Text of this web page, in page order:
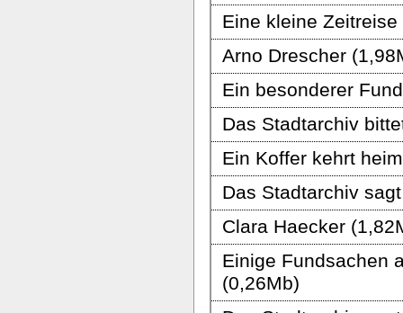
Eine kleine
Arno Drescher
Ein besonderer
Das Stadtarchiv
Ein Koffer kehrt
Das Stadtarchiv
Clara Haecker
Einige Fundsachen
(0,26Mb)